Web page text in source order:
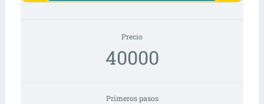
Precio
40000
Primeros pasos